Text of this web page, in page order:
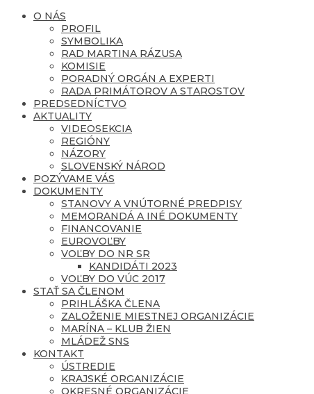
O NÁS
PROFIL
SYMBOLIKA
RAD MARTINA RÁZUSA
KOMISIE
PORADNÝ ORGÁN A EXPERTI
RADA PRIMÁTOROV A STAROSTOV
PREDSEDNÍCTVO
AKTUALITY
VIDEOSEKCIA
REGIÓNY
NÁZORY
SLOVENSKÝ NÁROD
POZÝVAME VÁS
DOKUMENTY
STANOVY A VNÚTORNÉ PREDPISY
MEMORANDÁ A INÉ DOKUMENTY
FINANCOVANIE
EUROVOĽBY
VOĽBY DO NR SR
KANDIDÁTI 2023
VOĽBY DO VÚC 2017
STAŤ SA ČLENOM
PRIHLÁŠKA ČLENA
ZALOŽENIE MIESTNEJ ORGANIZÁCIE
MARÍNA – KLUB ŽIEN
MLÁDEŽ SNS
KONTAKT
ÚSTREDIE
KRAJSKÉ ORGANIZÁCIE
OKRESNÉ ORGANIZÁCIE